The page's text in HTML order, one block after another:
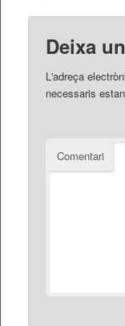
Deixa
L'adreça
necessaris
Comentari